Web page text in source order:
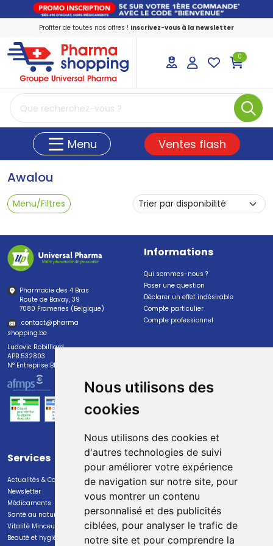
Nous utilisons des
cookies
Nous utilisons des cookies et
d'autres technologies de suivi
pour améliorer votre expérience
de navigation sur notre site, pour
vous montrer un contenu
personnalisé et des publicités
ciblées, pour analyser le trafic de
notre site et pour comprendre la
Profiter de toutes nos offres ! Inscrivez-vous à la newsletter
PharmaShopping Votre pharmacie en
0
Menu Ventes flash
Awalou
Menu/Filtres
Pharmacie des 4 Bras
Route de Bavay, 39
7080 Frameries (Belgique)
contact@pharma
shopping.be
Ludovic Robilliard
APB 532803
N° Entreprise BE0447.382.113
Informations
Qui sommes-nous ?
Poser une question
Déclarer un effet indésirable
Compte particulier
Compte professionnel
Services
Actualités & Conseils
Newsletter
Médicaments
Santé au naturel
Vitalité Minceur Nutrition
Beauté et hygiène
Paiement
Paiement sécurisé